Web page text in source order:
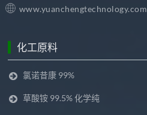
www.yuanchengtechnology.com
化工原料
氯诺昔康 99%
草酸铵 99.5% 化学纯